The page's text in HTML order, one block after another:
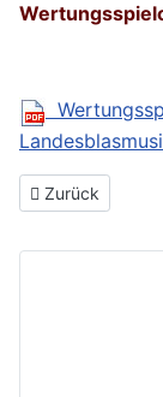
Vorheriger
Zurück